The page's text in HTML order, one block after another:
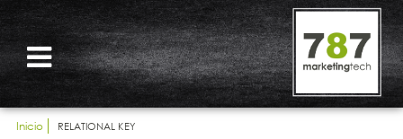
Inicio RELATIONAL KEY